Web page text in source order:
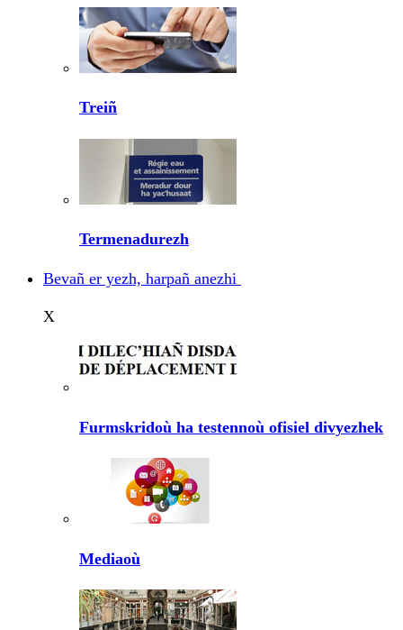
Treiñ
Termenadurezh
Bevañ er yezh, harpañ anezhi
X
Furmskridoù ha testennoù ofisiel divyezhek
Mediaoù